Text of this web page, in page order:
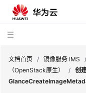
文档首页 / 镜像服务 IMS /
（OpenStack原生）
/ 创